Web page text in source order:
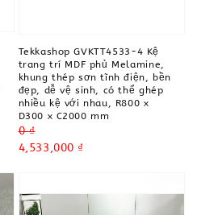
Tekkashop GVKTT4533-4 Kệ
trang trí MDF phủ Melamine,
khung thép sơn tĩnh điện, bền
đẹp, dễ vệ sinh, có thể ghép
nhiều kệ với nhau, R800 x
D300 x C2000 mm
Regular
price
0 ₫
Sale
4,533,000 ₫